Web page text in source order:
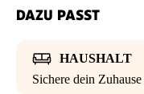
DAZU PASST
HAUSHALT
Sichere dein